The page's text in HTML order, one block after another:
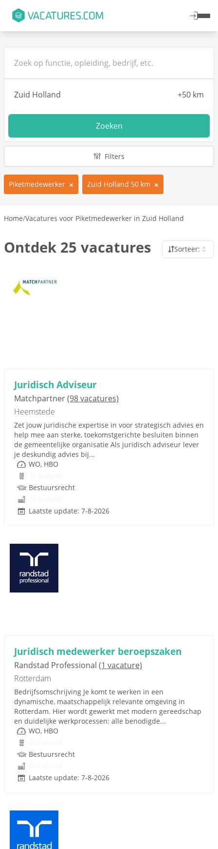
Zoeken
Filters
Piketmedewerker Zuid Holland 50 km
Home/Vacatures voor Piketmedewerker in Zuid Holland
Ontdek 25 vacatures Sorteer:
Juridisch Adviseur
Matchpartner(98 vacatures)
Heemstede
Zet jouw juridische expertise in voor strategisch advies en
help mee aan sterke, toekomstgerichte besluiten binnen
de gemeentelijke organisatie Als juridisch adviseur lever
je deskundig advies bij...
WO, HBO
Bestuursrecht
Laatste update: 7-8-2026
Juridisch medewerker beroepszaken
Randstad Professional (1 vacature)
Rotterdam
Bedrijfsomschrijving Je komt te werken in een
dynamische, maatschappelijk relevante omgeving in
Rotterdam. Hier wordt gewerkt met modern gereedschap
en duidelijke werkprocessen: alle benodigde...
WO, HBO
Bestuursrecht
Laatste update: 7-8-2026